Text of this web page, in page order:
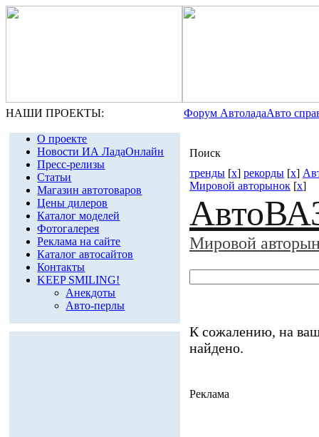
НАШИ ПРОЕКТЫ: Форум АвтоладаАвто
О проекте
Новости ИА ЛадаОнлайн
Пресс-релизы
Статьи
Магазин автотоваров
Цены дилеров
Каталог моделей
Фотогалерея
Реклама на сайте
Каталог автосайтов
Контакты
KEEP SMILING!
Анекдоты
Авто-перлы
Поиск
тренды [x] рекорды [x]
Мировой авторынок [x]
Мировой
К сожалению, на
найдено.
Реклама